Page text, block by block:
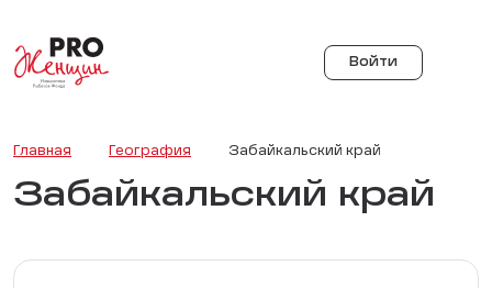
Войти
Главная География Забайкальский край
Забайкальский край